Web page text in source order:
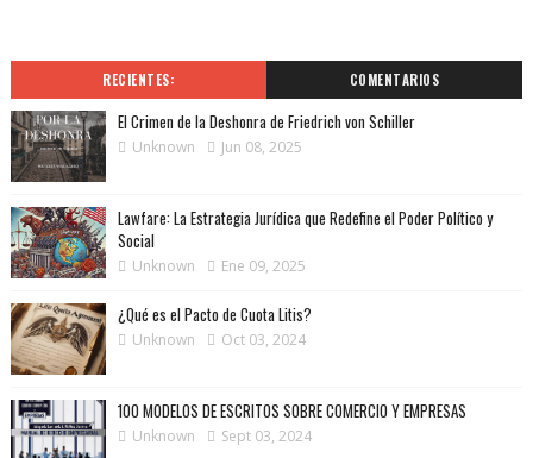
RECIENTES: COMENTARIOS
El Crimen de la Deshonra de Friedrich von Schiller
Unknown Jun 08, 2025
Lawfare: La Estrategia Jurídica que Redefine el Poder Político y
Social
Unknown Ene 09, 2025
¿Qué es el Pacto de Cuota Litis?
Unknown Oct 03, 2024
100 MODELOS DE ESCRITOS SOBRE COMERCIO Y EMPRESAS
Unknown Sept 03, 2024